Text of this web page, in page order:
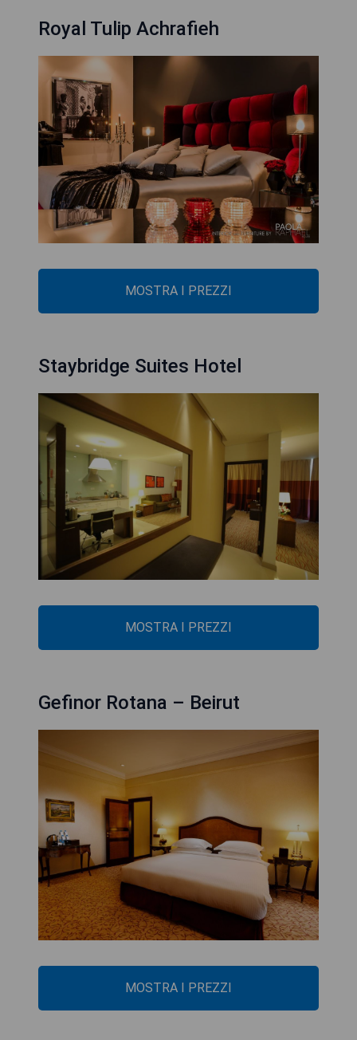
Royal Tulip Achrafieh
MOSTRA I PREZZI
Staybridge Suites Hotel
MOSTRA I PREZZI
Gefinor Rotana – Beirut
MOSTRA I PREZZI